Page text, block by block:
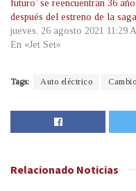
futuro’ se reencuentran 36
después del estreno de la saga
jueves, 26 agosto 2021 11:29
En «Jet Set»
Tags: Auto eléctrico
Relacionado Noticias